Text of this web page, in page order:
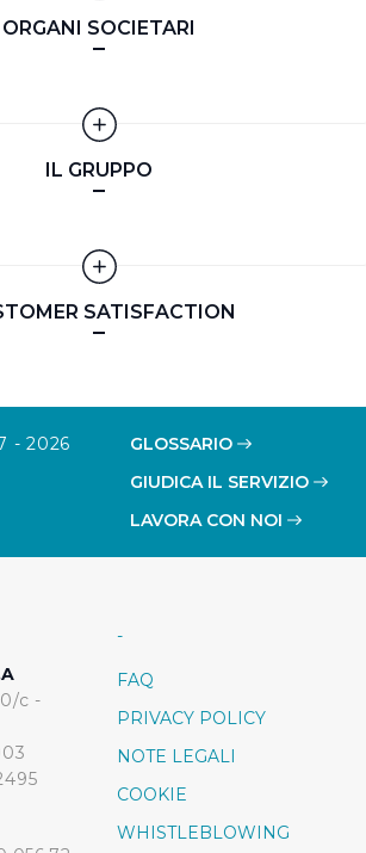
o sulla "X" posizionata in alto a
comporta il permanere delle
di cookie o altri sistemi di
ORGANI SOCIETARI
IL GRUPPO
SATISFACTION
- 2026
GLOSSARIO
GIUDICA IL SERVIZIO
LAVORA CON NOI
c -
-
FAQ
PRIVACY POLICY
NOTE LEGALI
COOKIE
WHISTLEBLOWING